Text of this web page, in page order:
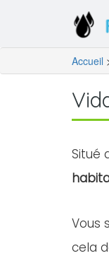
Accueil
Situé
Vous
cela